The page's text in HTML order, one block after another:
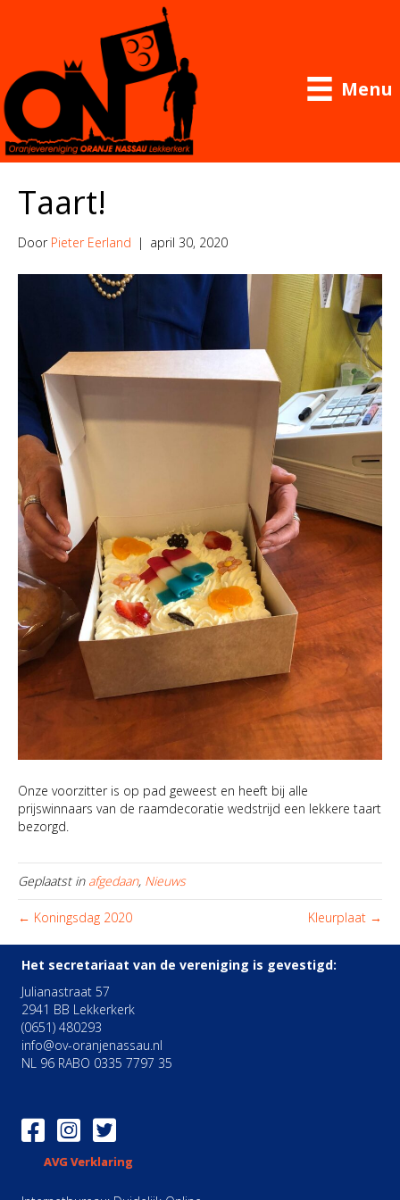
Menu
Taart!
Door Pieter Eerland | april 30, 2020
Onze voorzitter is op pad geweest en heeft bij alle
prijswinnaars van de raamdecoratie wedstrijd een lekkere taart
bezorgd.
Geplaatst in afgedaan, Nieuws
← Koningsdag 2020 Kleurplaat →
Het secretariaat van de vereniging is gevestigd:
Julianastraat 57
2941 BB Lekkerkerk
(0651) 480293
info@ov-oranjenassau.nl
NL 96 RABO 0335 7797 35
AVG Verklaring